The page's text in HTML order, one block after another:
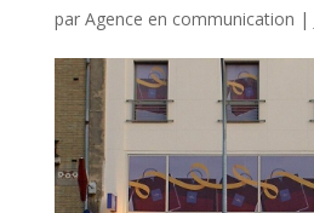
par Agence en communication |